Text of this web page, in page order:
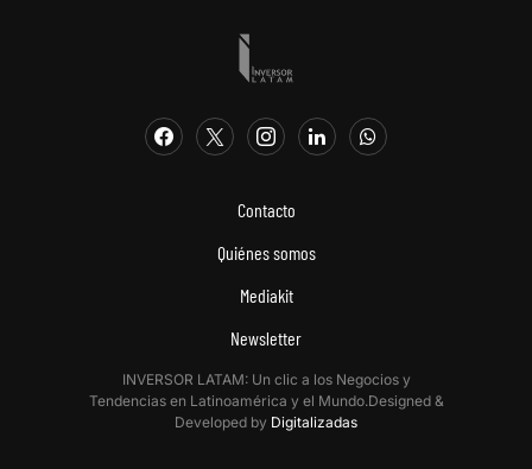
Contacto
Quiénes somos
Mediakit
Newsletter
INVERSOR LATAM: Un clic a los Negocios y
Tendencias en Latinoamérica y el Mundo.Designed &
Developed by Digitalizadas